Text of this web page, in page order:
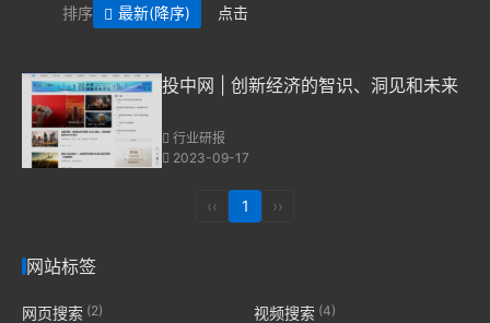
排序 最新(降序) 点击
投中网 | 创新经济的智识、洞见和未来
行业研报
2023-09-17
‹‹ 1 ››
网站标签
网页搜索 (2) 视频搜索 (4)